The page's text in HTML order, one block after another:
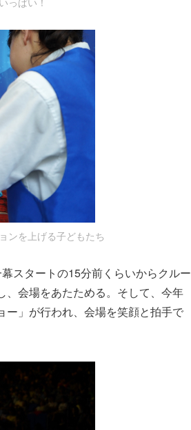
ンを上げる子どもたち
スタートの15分前くらいからクルー
、会場をあたためる。そして、今年
ー」が行われ、会場を笑顔と拍手で